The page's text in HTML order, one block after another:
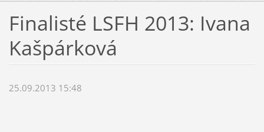
Finalisté LSFH 2013: Ivana
Kašpárková
25.09.2013 15:48